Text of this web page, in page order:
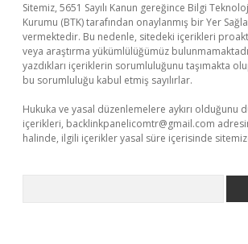
Sitemiz, 5651 Sayılı Kanun gereğince Bilgi
Kurumu (BTK) tarafından onaylanmış bir Yer
vermektedir. Bu nedenle, sitedeki içerikleri
veya araştırma yükümlülüğümüz
yazdıkları içeriklerin sorumluluğunu taşımakta
bu sorumluluğu kabul etmiş sayılırlar.
Hukuka ve yasal düzenlemelere aykırı olduğunu
içerikleri, backlinkpanelicomtr@gmail.com
halinde, ilgili içerikler yasal süre içerisinde